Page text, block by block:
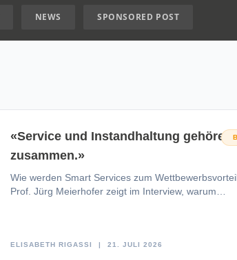
NEWS SPONSORED POST
«Service und Instandhaltung gehören
zusammen.»
Wie werden Smart Services zum
Prof. Jürg Meierhofer zeigt im Interview, warum
ELISABETH RIGASSI 21. JULI 2026